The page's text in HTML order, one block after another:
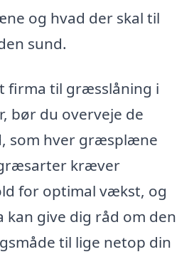
og hvad der skal til
sund.
firma til græsslåning i
bør du overveje de
som hver græsplæne
kræver
for optimal vækst, og
give dig råd om den
til lige netop din